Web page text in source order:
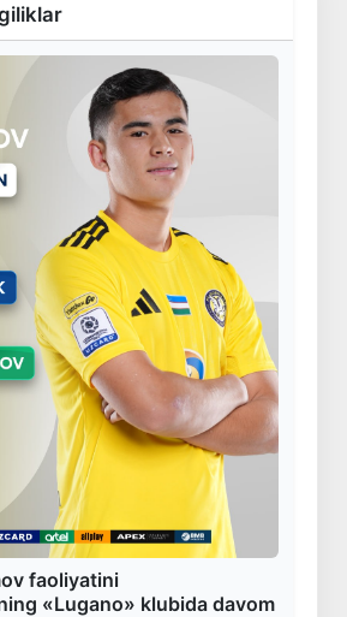
faoliyatini
«Lugano» klubida davom